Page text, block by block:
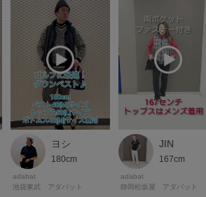
ヨシ
180cm
adabat
池袋東武 アダバット
JIN
167cm
adabat
静岡松坂屋 アダバット